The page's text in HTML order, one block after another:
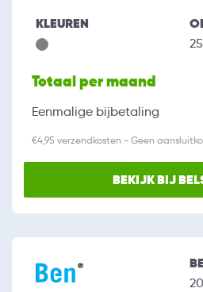
KLEUREN
Totaal per maand
Eenmalige bijbetaling
€4,95 verzendkosten - Geen
BEKIJK BIJ